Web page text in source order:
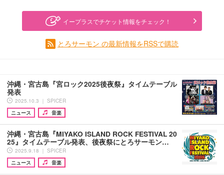
イープラスでチケット情報をチェック！
とろサーモン の最新情報をRSSで購読
沖縄・宮古島『宮ロック2025後夜祭』タイムテーブル
発表
2025.10.3 ｜ SPICER
ニュース
音楽
沖縄・宮古島『MIYAKO ISLAND ROCK FESTIVAL 20
25』タイムテーブル発表、後夜祭にとろサーモン…
2025.9.18 ｜ SPICER
ニュース
音楽